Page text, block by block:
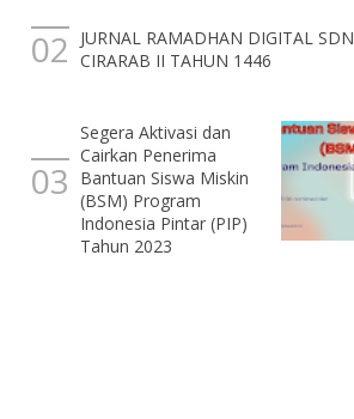
JURNAL RAMADHAN DIGITAL SDN
CIRARAB II TAHUN 1446
Segera Aktivasi dan
Cairkan Penerima
Bantuan Siswa Miskin
(BSM) Program
Indonesia Pintar (PIP)
Tahun 2023